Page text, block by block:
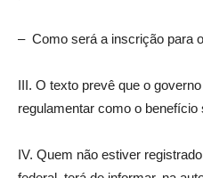
– Como será a inscrição para
III. O texto prevê que o
regulamentar como o benefício
IV. Quem não estiver